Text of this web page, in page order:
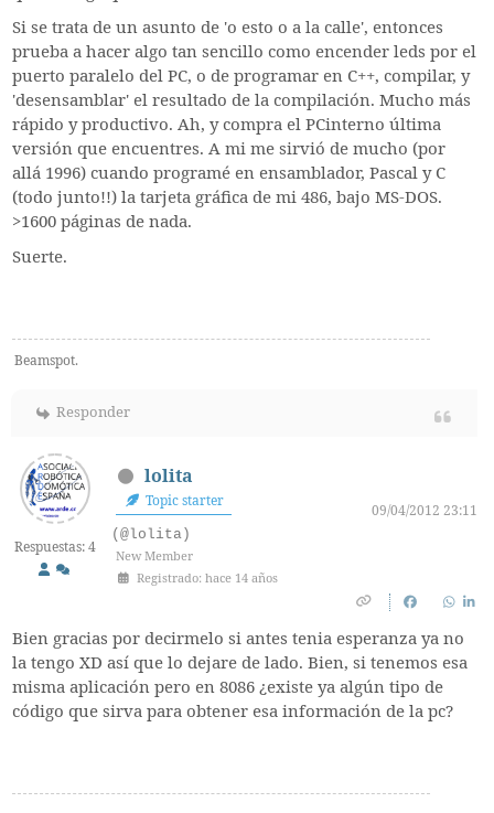
Si se trata de un asunto de 'o esto o a la calle', entonces
prueba a hacer algo tan sencillo como encender leds por el
puerto paralelo del PC, o de programar en C++, compilar, y
'desensamblar' el resultado de la compilación. Mucho más
rápido y productivo. Ah, y compra el PCinterno última
versión que encuentres. A mi me sirvió de mucho (por
allá 1996) cuando programé en ensamblador, Pascal y C
(todo junto!!) la tarjeta gráfica de mi 486, bajo MS-DOS.
>1600 páginas de nada.
Suerte.
Beamspot.
Responder
Respuestas: 4
lolita
Topic starter
09/04/2012 23:11
(@lolita)
New Member
Registrado: hace 14 años
Bien gracias por decirmelo si antes tenia esperanza ya no
la tengo XD así que lo dejare de lado. Bien, si tenemos esa
misma aplicación pero en 8086 ¿existe ya algún tipo de
código que sirva para obtener esa información de la pc?